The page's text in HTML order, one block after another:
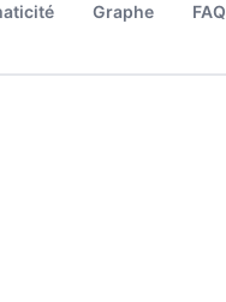
Graphe FAQ